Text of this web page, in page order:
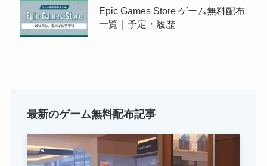
Epic Games Store ゲーム無料配布
一覧｜予定・履歴
最新のゲーム無料配布記事